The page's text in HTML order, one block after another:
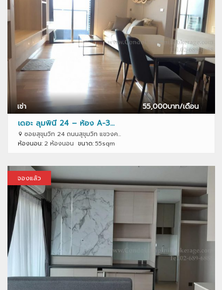
เช่า 55,000บาท/เดือน
เดอะ ลุมพินี 24 – ห้อง A-3...
ซอยสุขุมวิท 24 ถนนสุขุมวิท แขวงค...
ห้องนอน: 2 ห้องนอน ขนาด:55sqm
จองแล้ว